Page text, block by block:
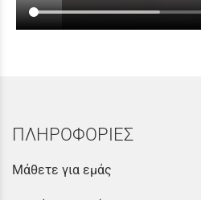
ΠΛΗΡΟΦΟΡΙΕΣ
Μάθετε για εμάς